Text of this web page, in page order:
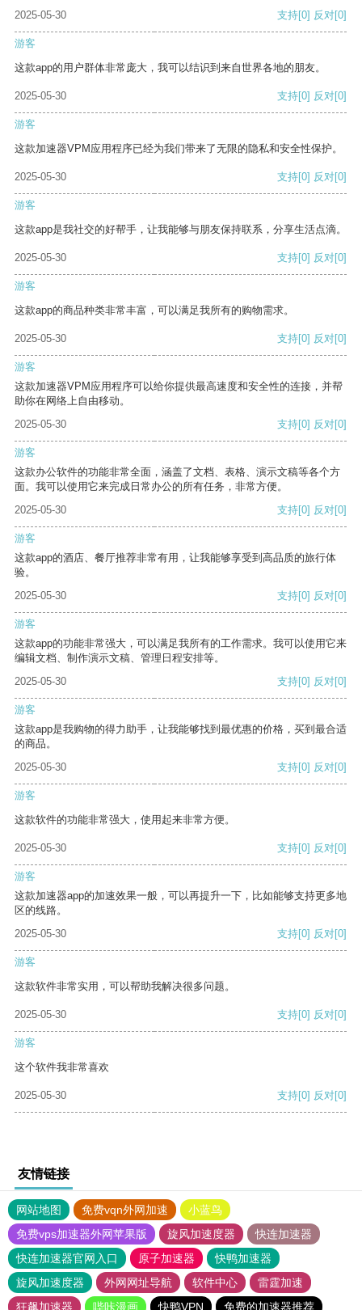
2025-05-30 支持[0] 反对[0]
游客
这款app的用户群体非常庞大，我可以结识到来自世界各地的朋友。
2025-05-30 支持[0] 反对[0]
游客
这款加速器VPM应用程序已经为我们带来了无限的隐私和安全性保护。
2025-05-30 支持[0] 反对[0]
游客
这款app是我社交的好帮手，让我能够与朋友保持联系，分享生活点滴。
2025-05-30 支持[0] 反对[0]
游客
这款app的商品种类非常丰富，可以满足我所有的购物需求。
2025-05-30 支持[0] 反对[0]
游客
这款加速器VPM应用程序可以给你提供最高速度和安全性的连接，并帮
助你在网络上自由移动。
2025-05-30
支持[0] 反对[0]
游客
这款办公软件的功能非常全面，涵盖了文档、表格、演示文稿等各个方
面。我可以使用它来完成日常办公的所有任务，非常方便。
2025-05-30
支持[0] 反对[0]
游客
这款app的酒店、餐厅推荐非常有用，让我能够享受到高品质的旅行体
验。
2025-05-30
支持[0] 反对[0]
游客
这款app的功能非常强大，可以满足我所有的工作需求。我可以使用它来
编辑文档、制作演示文稿、管理日程安排等。
2025-05-30
支持[0] 反对[0]
游客
这款app是我购物的得力助手，让我能够找到最优惠的价格，买到最合适
的商品。
2025-05-30
支持[0] 反对[0]
游客
这款软件的功能非常强大，使用起来非常方便。
2025-05-30 支持[0] 反对[0]
游客
这款加速器app的加速效果一般，可以再提升一下，比如能够支持更多地
区的线路。
2025-05-30
支持[0] 反对[0]
游客
这款软件非常实用，可以帮助我解决很多问题。
2025-05-30 支持[0] 反对[0]
游客
这个软件我非常喜欢
2025-05-30 支持[0] 反对[0]
友情链接
网站地图 免费vqn外网加速
小蓝鸟
免费vps加速器外网苹果版
旋风加速度器
快连加速器
快连加速器官网入口
原子加速器
快鸭加速器
旋风加速度器
外网网址导航 软件中心
雷霆加速
狂飙加速器
哔咔漫画 快鸭VPN 免费的加速器推荐